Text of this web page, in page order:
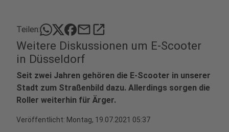
Teilen: mailopen_in_new
Weitere Diskussionen um E-Scooter
in Düsseldorf
Seit zwei Jahren gehören die E-Scooter in unserer
Stadt zum Straßenbild dazu. Allerdings sorgen die
Roller weiterhin für Ärger.
Veröffentlicht: Montag, 19.07.2021 05:37